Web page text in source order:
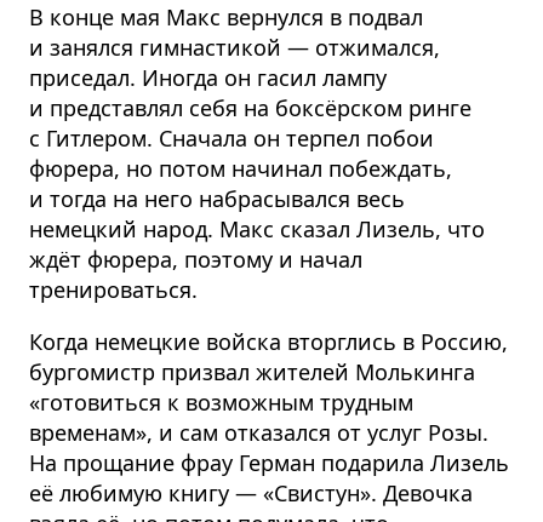
В конце мая Макс вернулся в подвал
и занялся гимнастикой — отжимался,
приседал. Иногда он гасил лампу
и представлял себя на боксёрском ринге
с Гитлером. Сначала он терпел побои
фюрера, но потом начинал побеждать,
и тогда на него набрасывался весь
немецкий народ. Макс сказал Лизель, что
ждёт фюрера, поэтому и начал
тренироваться.
Когда немецкие войска вторглись в Россию,
бургомистр призвал жителей Молькинга
«готовиться к возможным трудным
временам», и сам отказался от услуг Розы.
На прощание фрау Герман подарила Лизель
её любимую книгу — «Свистун». Девочка